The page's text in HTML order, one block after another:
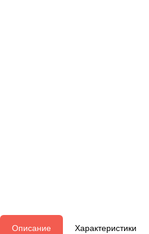
Описание Характеристики